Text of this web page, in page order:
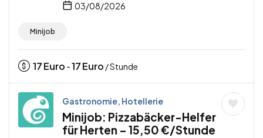
03/08/2026
Minijob
17Euro -17Euro / Stunde
Gastronomie, Hotellerie
Minijob: Pizzabäcker-Helfer
für Herten – 15,50 €/Stunde